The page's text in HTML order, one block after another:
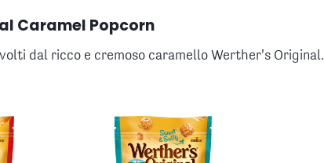
Caramel Popcorn
dal ricco e cremoso caramello Werther's Original.